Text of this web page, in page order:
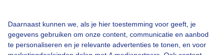
Daarnaast kunnen we, als je hier toestemming voor geeft, je
gegevens gebruiken om onze content, communicatie en aanbod
te personaliseren en je relevante advertenties te tonen, en voor